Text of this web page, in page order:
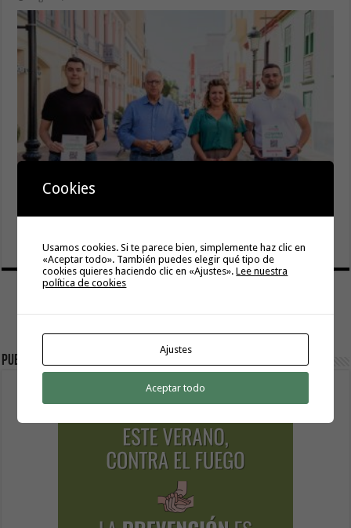
La campaña de verano del Bono Consumo inyecta más de
Publicidad
Cookies
Usamos cookies. Si te parece bien, simplemente haz clic en
«Aceptar todo». También puedes elegir qué tipo de
cookies quieres haciendo clic en «Ajustes».Lee nuestra
política de cookies
Ajustes
Aceptar todo